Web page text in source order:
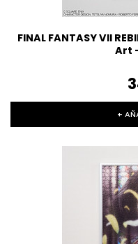
FINAL FANTASY VII
Art -
+